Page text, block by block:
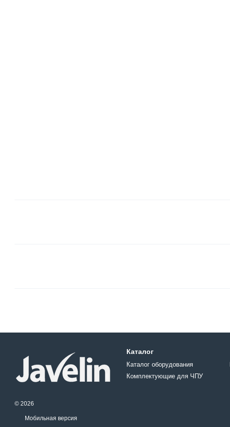
© 2026
Мобильная версия
Каталог
Каталог оборудования
Комплектующие для ЧПУ